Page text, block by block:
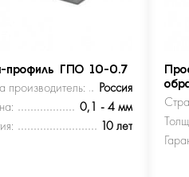
профиль ГПО 10-0.7
производитель:
Россия
0,1 - 4 мм
10 лет